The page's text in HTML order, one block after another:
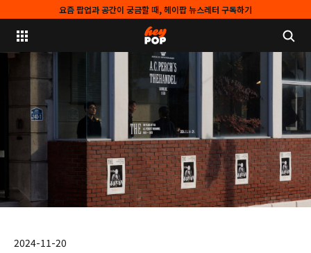
요즘 팝업과 공간이 궁금할 때, 헤이팝 뉴스레터 구독하기
2024-11-20